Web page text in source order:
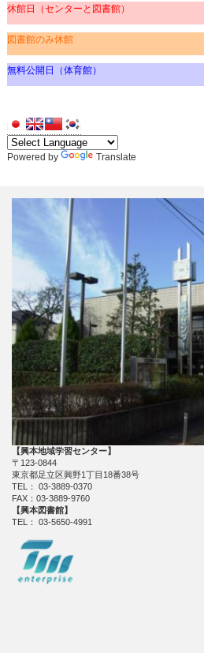
休館日（センターと図書館）
図書館のみ休館
無料公開日（体育館）
Powered by Translate
【興本地域学習センター】
〒123-0844
東京都足立区興野1丁目18番38号
TEL： 03-3889-0370
FAX：03-3889-9760
【興本図書館】
TEL： 03-5650-4991